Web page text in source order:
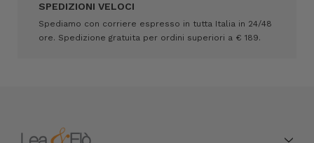
SPEDIZIONI VELOCI
Spediamo con corriere espresso in tutta Italia in 24/48
ore. Spedizione gratuita per ordini superiori a € 189.